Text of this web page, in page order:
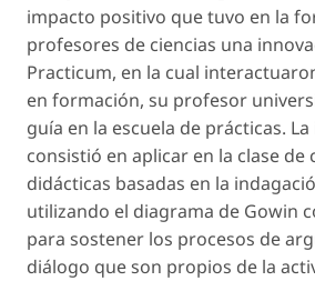
impacto positivo que tuvo en la
profesores de ciencias una
Practicum, en la cual
en formación, su profesor
guía en la escuela de prácticas.
consistió en aplicar en la clase de
didácticas basadas en la
utilizando el diagrama de Gowin
para sostener los procesos de
diálogo que son propios de la